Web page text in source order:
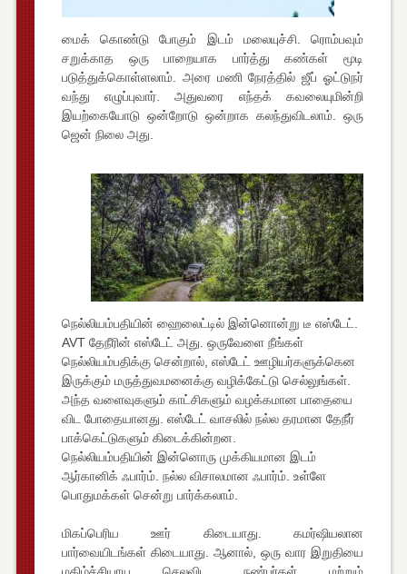
மைக் கொண்டு போகும் இடம் மலையுச்சி. ரொம்பவும்
சறுக்காத ஒரு பாறையாக பார்த்து கண்கள் மூடி
படுத்துக்கொள்ளலாம். அரை மணி நேரத்தில் ஜீப் ஓட்டுநர்
வந்து எழுப்புவார். அதுவரை எந்தக் கவலையுமின்றி
இயற்கையோடு ஒன்றோடு ஒன்றாக கலந்துவிடலாம். ஒரு
ஜென் நிலை அது.
நெல்லியம்பதியின் ஹைலைட்டில் இன்னொன்று டீ எஸ்டேட்.
AVT தேநீரின் எஸ்டேட் அது. ஒருவேளை நீங்கள்
நெல்லியம்பதிக்கு சென்றால், எஸ்டேட் ஊழியர்களுக்கென
இருக்கும் மருத்துவமனைக்கு வழிக்கேட்டு செல்லுங்கள்.
அந்த வளைவுகளும் காட்சிகளும் வழக்கமான பாதையை
விட போதையானது. எஸ்டேட் வாசலில் நல்ல தரமான தேநீர்
பாக்கெட்டுகளும் கிடைக்கின்றன.
நெல்லியம்பதியின் இன்னொரு முக்கியமான இடம்
ஆர்கானிக் ஃபார்ம். நல்ல விசாலமான ஃபார்ம். உள்ளே
பொதுமக்கள் சென்று பார்க்கலாம்.
மிகப்பெரிய ஊர் கிடையாது. கமர்ஷியலான
பார்வையிடங்கள் கிடையாது. ஆனால், ஒரு வார இறுதியை
மகிழ்ச்சியாய செலவிட, நண்பர்கள் மற்றும்